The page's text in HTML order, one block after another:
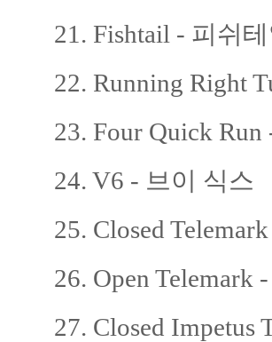
21. Fishtail - 피쉬
22. Running Right
23. Four Quick
24. V6 - 브이 식스
25. Closed
26. Open Telemark
27. Closed